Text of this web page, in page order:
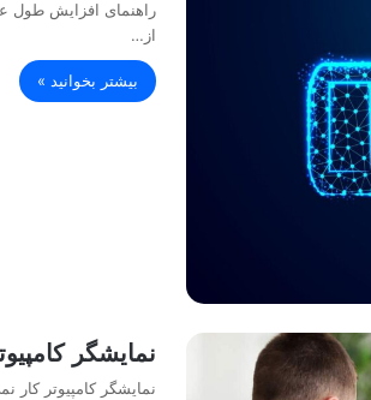
راهنمای افزایش طول
از…
بیشتر بخوانید »
نمایشگر
نمایشگر کامپیوتر